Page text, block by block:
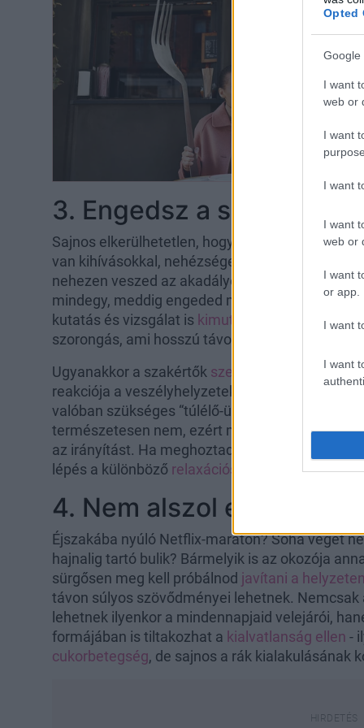
Opted
Google
I want
web or
I want
I want
I want
web or
I want
or app.
I want
I want
3. Engedsz a
Sajnos elkerülhetetlen, hogy stresszeljünk vagy
van kihívásokkal, nehézségekkel,
nehezen veszed az akadályokat és hatalmába
mindegy, meddig engeded meg magadnak,
kutatás és vizsgálat is kimutatta már , hogy
szorongás, ami hosszú távon teljesen
Ugyanakkor a szakértők szerint
ez az emberi
reakciója a veszélyhelyzetekre, ami segíthet
valóban szükséges “túlélő-üzemmódban”
természetesen nem, ezért mihamarabb
az irányítást. Ha meghoztad a döntést, hogy
lépés a különböző relaxációs technikák
4. Nem alszol eleget
Éjszakába nyúló Netflix-maraton? Soha véget
hajnalig tartó bulik? Bármelyik is az okozója
sürgősen meg kell próbálnod javítani a helyzeten
távon súlyos szövődményei lehetnek. Nemcsak
lehetnek ilyenkor a mindennapjaid velejárói,
formájában is tiltakozhat a kialvatlanság ellen -
cukorbetegség, de sajnos a rák kialakulásának